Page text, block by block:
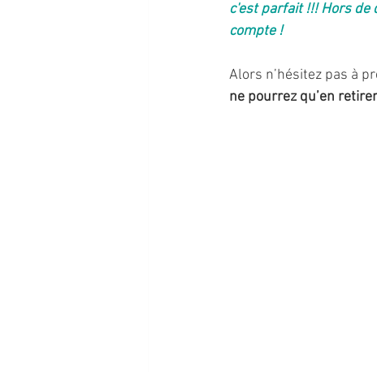
c'est parfait !!! Hors de
compte !
Alors n’hésitez pas à
ne pourrez qu’en